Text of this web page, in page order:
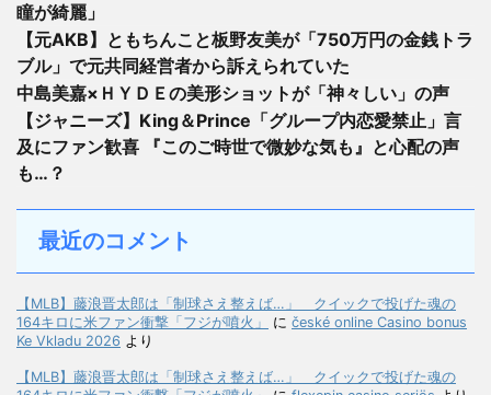
瞳が綺麗」
【元AKB】ともちんこと板野友美が「750万円の金銭トラ
ブル」で元共同経営者から訴えられていた
中島美嘉×ＨＹＤＥの美形ショットが「神々しい」の声
【ジャニーズ】King＆Prince「グループ内恋愛禁止」言
及にファン歓喜 『このご時世で微妙な気も』と心配の声
も…？
最近のコメント
【MLB】藤浪晋太郎は「制球さえ整えば…」 クイックで投げた魂の
164キロに米ファン衝撃「フジが噴火」
に české online Casino bonus
Ke Vkladu 2026 より
【MLB】藤浪晋太郎は「制球さえ整えば…」 クイックで投げた魂の